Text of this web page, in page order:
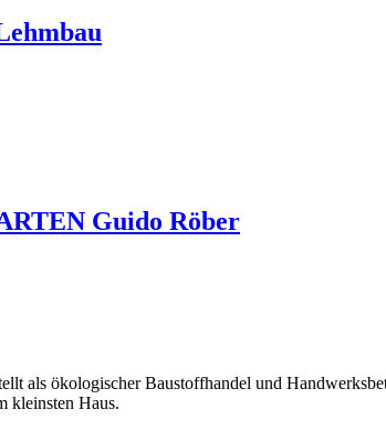
Guido Röber
als ökologischer Baustoffhandel und
kleinsten Haus.